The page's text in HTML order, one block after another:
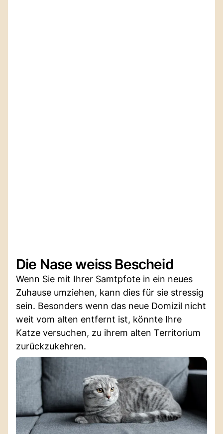
Die Nase weiss Bescheid
Wenn Sie mit Ihrer Samtpfote in ein neues
Zuhause umziehen, kann dies für sie stressig
sein. Besonders wenn das neue Domizil nicht
weit vom alten entfernt ist, könnte Ihre
Katze versuchen, zu ihrem alten Territorium
zurückzukehren.